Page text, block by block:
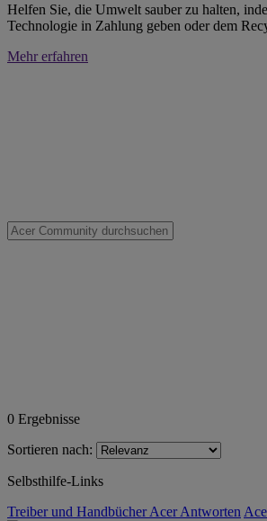
Helfen Sie, die Umwelt sauber zu halten,
Technologie in Zahlung geben oder dem
Mehr erfahren
0 Ergebnisse
Sortieren nach:
Selbsthilfe-Links
Treiber und HandbücherAcer Antworten